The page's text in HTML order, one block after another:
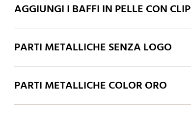
AGGIUNGI I BAFFI IN PELLE CON CLIP
PARTI METALLICHE SENZA LOGO
PARTI METALLICHE COLOR ORO